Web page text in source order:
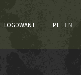
LOGOWANIE PL EN